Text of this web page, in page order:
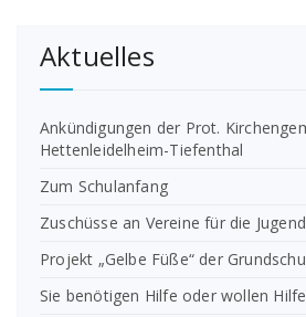
Aktuelles
Ankündigungen der Prot.
Hettenleidelheim-Tiefenthal
Zum Schulanfang
Zuschüsse an Vereine für die
Projekt „Gelbe Füße“ der
Sie benötigen Hilfe oder wollen